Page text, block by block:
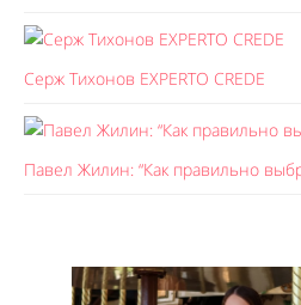
Серж Тихонов EXPERTO CREDE
Павел Жилин: “Как правильно